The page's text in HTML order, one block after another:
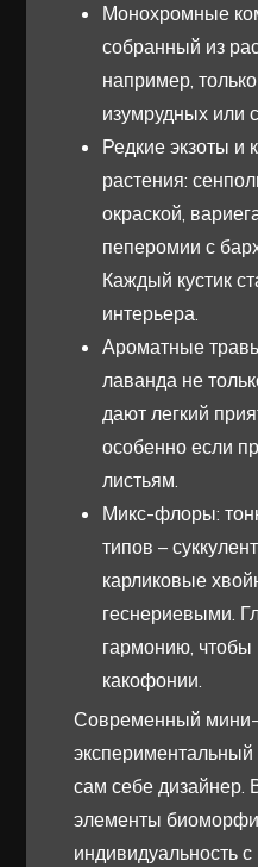
Монохромные
собранный из
например,
изумрудных или
Редкие экзоты и
растения:
окраской,
пеперомии с
Каждый кустик
интерьера.
Ароматные
лаванда не
дают легкий
особенно если
листьям.
Микс-флоры:
типов –
карликовые
геснериевыми.
гармонию, чтобы
какофонии.
Современный мини-
экспериментальный
сам себе дизайнер.
элементы
индивидуальность